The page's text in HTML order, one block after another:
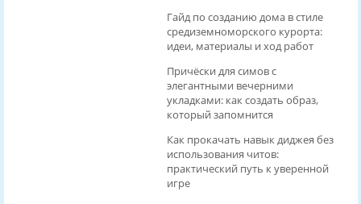
Гайд по созданию дома в стиле
средиземноморского курорта:
идеи, материалы и ход работ
Причёски для симов с
элегантными вечерними
укладками: как создать образ,
который запомнится
Как прокачать навык диджея без
использования читов:
практический путь к уверенной
игре